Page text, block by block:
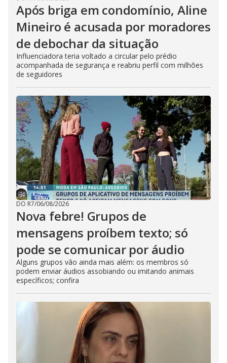
Após briga em condomínio, Aline
Mineiro é acusada por moradores
de debochar da situação
Influenciadora teria voltado a circular pelo prédio
acompanhada de segurança e reabriu perfil com milhões
de seguidores
DO R7/06/08/2026
Nova febre! Grupos de
mensagens proíbem texto; só
pode se comunicar por áudio
Alguns grupos vão ainda mais além: os membros só
podem enviar áudios assobiando ou imitando animais
específicos; confira